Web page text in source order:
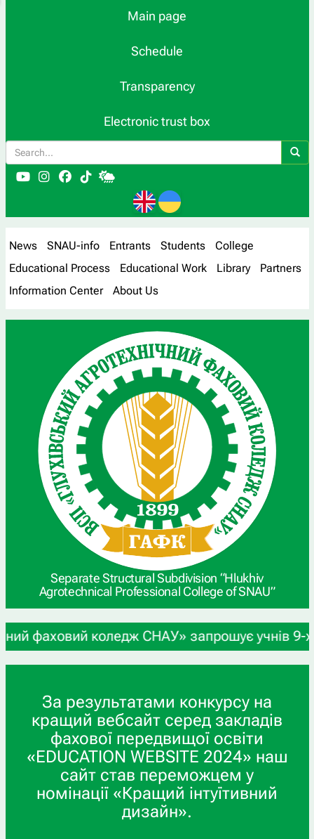
Main page
Schedule
Transparency
Electronic trust box
News SNAU-info Entrants Students
College
Educational Process
Educational Work Library
Partners
Information Center
About Us
Separate Structural Subdivision “Hlukhiv
Agrotechnical Professional College of SNAU”
СНАУ» запрошує учнів 9-х та 11-х
За результатами конкурсу на
кращий вебсайт серед закладів
фахової передвищої освіти
«EDUCATION WEBSITE 2024» наш
сайт став переможцем у
номінації «Кращий інтуїтивний
дизайн».